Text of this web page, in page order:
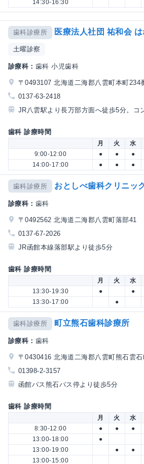
14:30-16:30
歯科診療所 医療法人社団 祐和会
土曜診察
診療科： 歯科 小児歯科
〒0493107 北海道二海郡八雲町本町234
0137-63-2418
JR八雲駅より長万部方面へ徒歩5分。コ
歯科 診療時間
月 火 水
9:00-12:00
● ● ●
14:00-17:00
● ● ●
歯科診療所 おとしべ歯科クリニッ
診療科： 歯科
〒0492562 北海道二海郡八雲町落部41
0137-67-2026
JR函館本線落部駅より徒歩5分
歯科 診療時間
月 火 水
13:30-19:30
● ●
13:30-17:00
●
歯科診療所 町立熊石歯科診療所
診療科： 歯科
〒0430416 北海道二海郡八雲町熊石雲
01398-2-3157
函館バス熊石バス停より徒歩5分
歯科 診療時間
月 火 水
8:30-12:00
● ● ●
13:00-18:00
●
13:00-19:00
● ●
13:00-15:00